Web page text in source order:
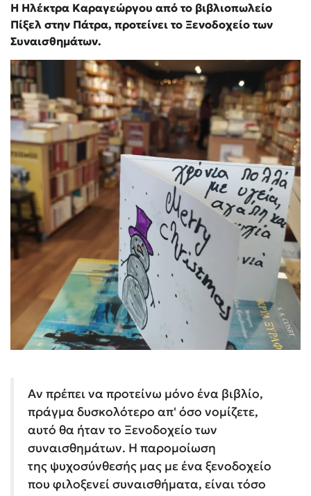
Η Ηλέκτρα Καραγεώργου από το βιβλιοπωλείο
Πίξελ στην Πάτρα, προτείνει το Ξενοδοχείο των
Συναισθημάτων.
Αν πρέπει να προτείνω μόνο ένα βιβλίο,
πράγμα δυσκολότερο απ' όσο νομίζετε,
αυτό θα ήταν το Ξενοδοχείο των
συναισθημάτων. Η παρομοίωση
της ψυχοσύνθεσής μας με ένα ξενοδοχείο
που φιλοξενεί συναισθήματα, είναι τόσο